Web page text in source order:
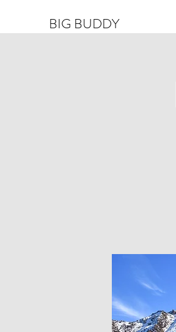
BIG BUDDY